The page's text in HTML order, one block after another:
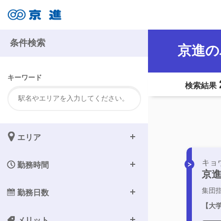
京進
検索結果
キョ
京
集団
【
条件検索
キーワード
エリア
勤務時間
勤務日数